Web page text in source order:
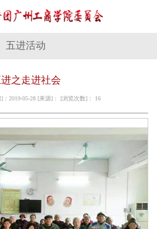
五进活动
之走进社会
2019-05-28 [来源]： [浏览次数]： 16